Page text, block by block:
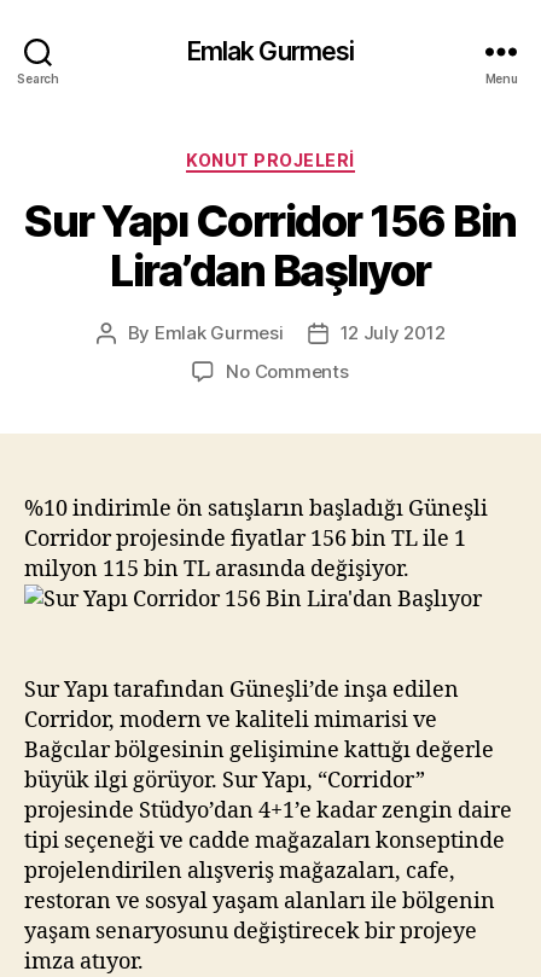
Search
Emlak Gurmesi
Menu
Categories
KONUT PROJELERI
Sur Yapı Corridor 156 Bin
Lira’dan Başlıyor
Post
By Emlak Gurmesi
Post12 July 2012
No Commentson
Bin
Lira’dan
Başlıyor
%10 indirimle ön satışların başladığı Güneşli
Corridor projesinde fiyatlar 156 bin TL ile 1
milyon 115 bin TL arasında değişiyor.
Sur Yapı tarafından Güneşli’de inşa edilen
Corridor, modern ve kaliteli mimarisi ve
Bağcılar bölgesinin gelişimine kattığı değerle
büyük ilgi görüyor. Sur Yapı, “Corridor”
projesinde Stüdyo’dan 4+1’e kadar zengin daire
tipi seçeneği ve cadde mağazaları konseptinde
projelendirilen alışveriş mağazaları, cafe,
restoran ve sosyal yaşam alanları ile bölgenin
yaşam senaryosunu değiştirecek bir projeye
imza atıyor.